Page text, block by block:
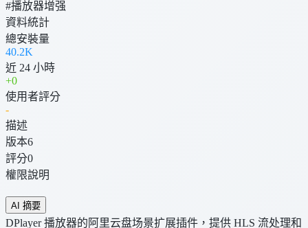
#播放器增强
資料統計
總安裝量
40.2K
近 24 小時
+0
使用者評分
-
描述
版本6
評分0
權限說明
AI 摘要
DPlayer 播放器的阿里云盘场景扩展插件，提供 HLS 流处理和